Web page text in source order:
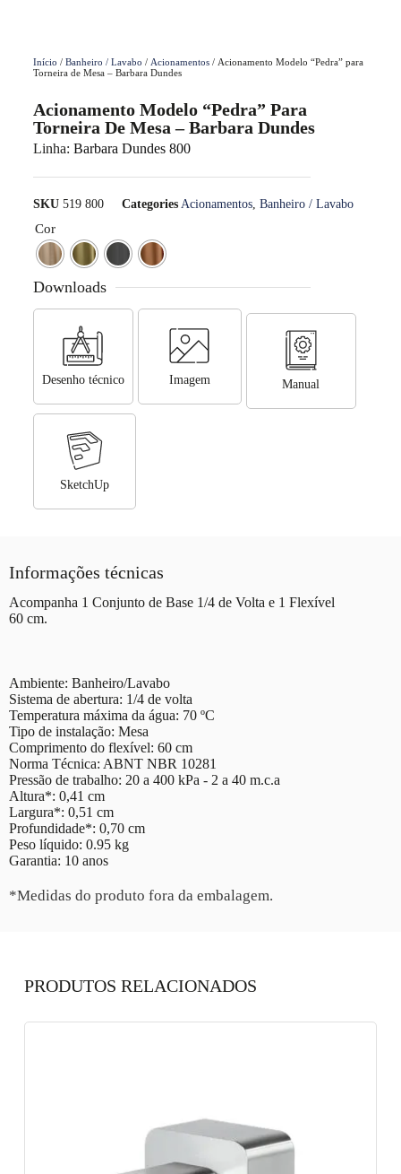
Início / Banheiro / Lavabo / Acionamentos/ Acionamento Modelo “Pedra” para
Torneira de Mesa – Barbara Dundes
Acionamento Modelo “Pedra” Para
Torneira De Mesa – Barbara Dundes
Linha: Barbara Dundes 800
SKU 519 800 Categories Acionamentos, Banheiro / Lavabo
Cor
Downloads
Desenho técnico Imagem Manual
SketchUp
Informações técnicas
Acompanha 1 Conjunto de Base 1/4 de Volta e 1 Flexível
60 cm.
Ambiente: Banheiro/Lavabo
Sistema de abertura: 1/4 de volta
Temperatura máxima da água: 70 ºC
Tipo de instalação: Mesa
Comprimento do flexível: 60 cm
Norma Técnica: ABNT NBR 10281
Pressão de trabalho: 20 a 400 kPa - 2 a 40 m.c.a
Altura*: 0,41 cm
Largura*: 0,51 cm
Profundidade*: 0,70 cm
Peso líquido: 0.95 kg
Garantia: 10 anos
*Medidas do produto fora da embalagem.
PRODUTOS RELACIONADOS